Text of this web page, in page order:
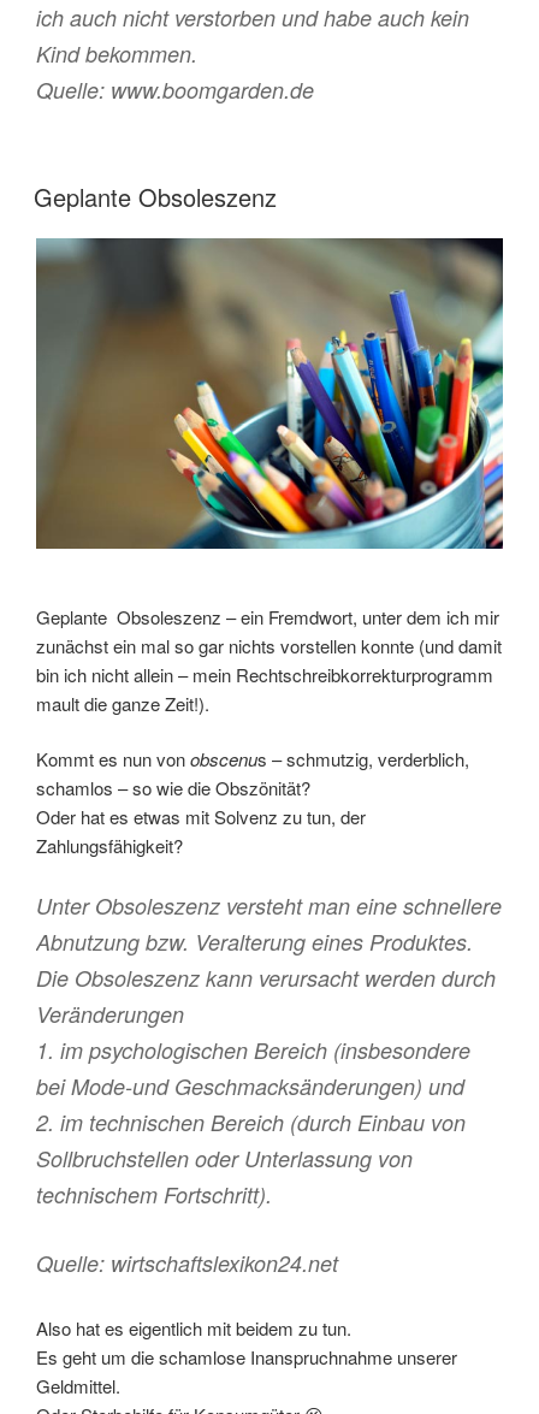
ich auch nicht verstorben und habe auch kein
Kind bekommen.
Quelle: www.boomgarden.de
VERÖFFENTLICHT
AM
Geplante Obsoleszenz
Geplante Obsoleszenz – ein Fremdwort, unter dem ich mir
zunächst ein mal so gar nichts vorstellen konnte (und damit
bin ich nicht allein – mein Rechtschreibkorrekturprogramm
mault die ganze Zeit!).
Kommt es nun vonobscenus – schmutzig, verderblich,
schamlos – so wie die Obszönität?
Oder hat es etwas mit Solvenz zu tun, der
Zahlungsfähigkeit?
Unter Obsoleszenz versteht man eine schnellere
Abnutzung bzw. Veralterung eines Produktes.
Die Obsoleszenz kann verursacht werden durch
Veränderungen
1. im psychologischen Bereich (insbesondere
bei Mode-und Geschmacksänderungen) und
2. im technischen Bereich (durch Einbau von
Sollbruchstellen oder Unterlassung von
technischem Fortschritt).
Quelle: wirtschaftslexikon24.net
Also hat es eigentlich mit beidem zu tun.
Es geht um die schamlose Inanspruchnahme unserer
Geldmittel.